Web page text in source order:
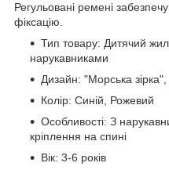
Регульовані ремені
фіксацію.
Тип товару: Дитячий
нарукавниками
Дизайн: "Морська
Колір: Синій, Рожевий
Особливості: З
кріплення на спині
Вік: 3-6 років